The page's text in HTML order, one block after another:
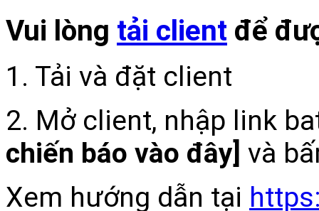
Vui lòng tải client để
1. Tải và đặt client
2. Mở client, nhập link
chiến báo vào đây] và
Xem hướng dẫn tại